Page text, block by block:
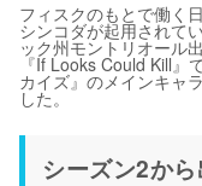
フィスクのもとで働く
シンコダが起用されて
ック州モントリオール
『If Looks Could Kill
カイズ』のメインキャ
した。
シーズン2か